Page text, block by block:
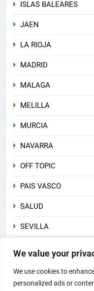
We value your
We use cookies to
personalized ads or
ISLAS BALEARES
JAEN
LA RIOJA
MADRID
MALAGA
MELILLA
MURCIA
NAVARRA
OFF TOPIC
PAIS VASCO
SALUD
SEVILLA
VALENCIA